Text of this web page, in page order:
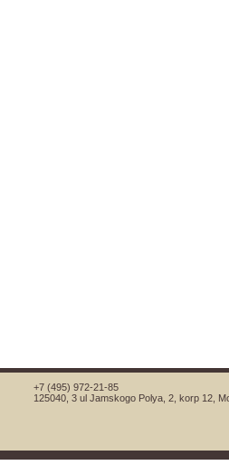
+7 (495) 972-21-85
125040, 3 ul Jamskogo Polya, 2, korp 12,